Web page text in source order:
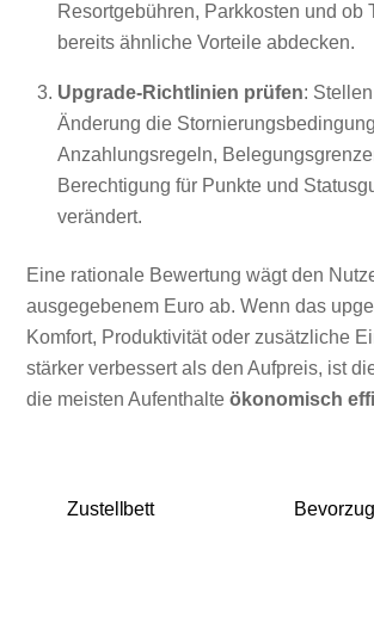
Resortgebühren, Parkkosten und ob
bereits ähnliche Vorteile abdecken.
Upgrade-Richtlinien prüfen:
Änderung die
Anzahlungsregeln,
Berechtigung für Punkte und
verändert.
Eine rationale Bewertung wägt den
ausgegebenem Euro ab. Wenn das
Komfort, Produktivität oder zusätzliche
stärker verbessert als den Aufpreis, ist
die meisten Aufenthalteökonomisch
Zustellbett